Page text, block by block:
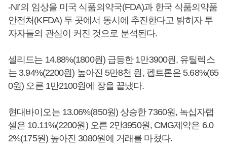
-NI’의 임상을 미국 식품의약국(FDA)과 한국 식품의약품
안전처(KFDA) 두 곳에서 동시에 추진한다고 밝히자 투
자자들의 관심이 커진 것으로 분석된다.
셀리드는 14.88%(1800원) 급등한 1만3900원, 유틸렉스
는 3.94%(2200원) 높아진 5만8천 원, 펩트론은 5.68%(65
0원) 오른 1만2100원에 장을 끝냈다.
현대바이오는 13.06%(850원) 상승한 7360원, 녹십자랩
셀은 10.11%(2200원) 오른 2만3950원, CMG제약은 6.0
2%(175원) 높아진 3080원에 거래를 마쳤다.